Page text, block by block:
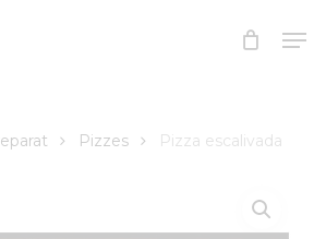
Pizzes Pizza escalivada